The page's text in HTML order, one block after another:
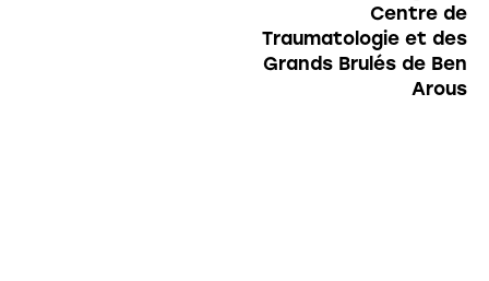
Centre de
Traumatologie et des
Grands Brulés de Ben
Arous